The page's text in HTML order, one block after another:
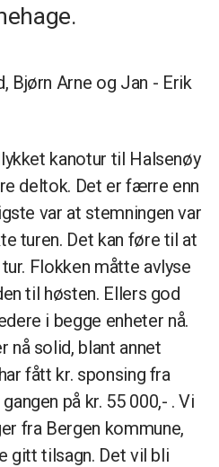
Bjørn Arne og Jan - Erik
kanotur til Halsenøy
deltok. Det er færre enn
var at stemningen var
turen. Det kan føre til at
Flokken måtte avlyse
til høsten. Ellers god
i begge enheter nå.
nå solid, blant annet
fått kr. sponsing fra
på kr. 55 000,- . Vi
fra Bergen kommune,
gitt tilsagn. Det vil bli